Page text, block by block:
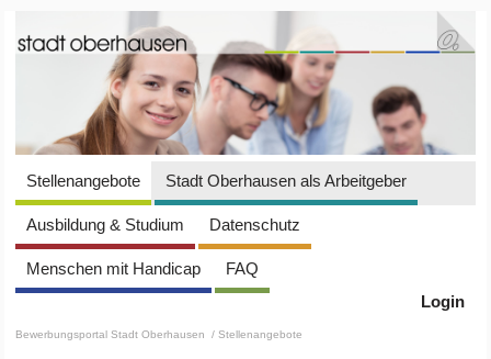
Stellenangebote Stadt Oberhausen als Arbeitgeber
Ausbildung & Studium Datenschutz
Menschen mit Handicap
FAQ
Login
Bewerbungsportal Stadt Oberhausen / Stellenangebote